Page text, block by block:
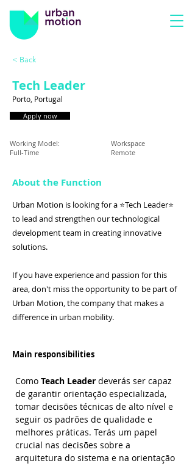
< Back
Tech Leader
Porto, Portugal
Apply now
Working Model:
Full-Time
Workspace
Remote
About the Function
Urban Motion is looking for a ⭐Tech Leader⭐
to lead and strengthen our technological
development team in creating innovative
solutions.
If you have experience and passion for this
area, don't miss the opportunity to be part of
Urban Motion, the company that makes a
difference in urban mobility.
Main responsibilities
Como Teach Leader deverás ser capaz
de garantir orientação especializada,
tomar decisões técnicas de alto nível e
seguir os padrões de qualidade e
melhores práticas. Terás um papel
crucial nas decisões sobre a
arquitetura do sistema e na orientação